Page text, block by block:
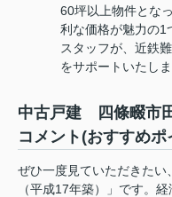
60坪以上物件とな
利な価格が魅力の1
スタッフが、近鉄
をサポートいたし
中古戸建 四條畷市
コメント(おすすめポ
ぜひ一度見ていただきた
（平成17年築）」です。